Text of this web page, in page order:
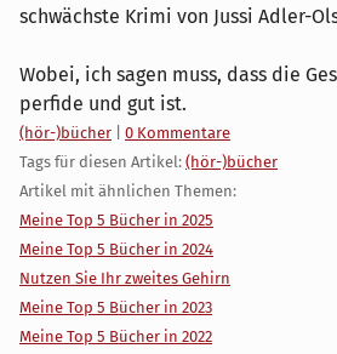
schwächste Krimi von Jussi Adler-
Wobei, ich sagen muss, dass die
perfide und gut ist.
Kategorien:
(hör-)bücher
0 Kommentare
Tags für diesen Artikel: (hör-)bücher
Artikel mit ähnlichen Themen:
Meine Top 5 Bücher in 2025
Meine Top 5 Bücher in 2024
Nutzen Sie Ihr zweites Gehirn
Meine Top 5 Bücher in 2023
Meine Top 5 Bücher in 2022